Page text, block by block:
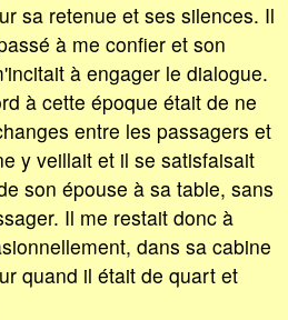
sa retenue et ses silences. Il
à me confier et son
à engager le dialogue.
à cette époque était de ne
entre les passagers et
y veillait et il se satisfaisait
son épouse à sa table, sans
Il me restait donc à
dans sa cabine
quand il était de quart et